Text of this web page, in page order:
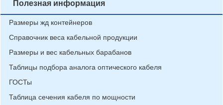
Полезная информация
Размеры жд контейнеров
Справочник веса кабельной продукции
Размеры и вес кабельных барабанов
Таблицы подбора аналога оптического кабеля
ГОСТы
Таблица сечения кабеля по мощности